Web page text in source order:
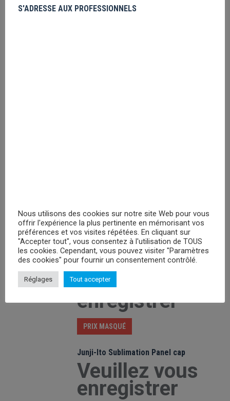
enregistrer
PRIX MASQUÉ
Marvel Punisher Logo cap
Veuillez vous
enregistrer
PRIX MASQUÉ
Junji-Ito Sublimation Panel cap
Veuillez vous
enregistrer
S'ADRESSE AUX PROFESSIONNELS
Nous utilisons des cookies sur notre site Web pour vous
offrir l'expérience la plus pertinente en mémorisant vos
préférences et vos visites répétées. En cliquant sur
"Accepter tout", vous consentez à l'utilisation de TOUS
les cookies. Cependant, vous pouvez visiter "Paramètres
des cookies" pour fournir un consentement contrôlé.
Réglages Tout accepter